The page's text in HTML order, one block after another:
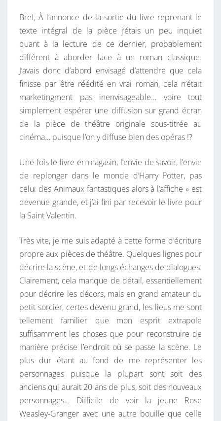
E
R
S
I
O
N
S
O
R
C
E
R
Bref, À l’annonce de la sortie du livre reprenant le
texte intégral de la pièce j’étais un peu inquiet
quant à la lecture de ce dernier, probablement
différent à aborder face à un roman classique.
J’avais donc d’abord envisagé d’attendre que cela
finisse par être réédité en vrai roman, cela n’était
marketingment pas inenvisageable… voire tout
simplement espérer une diffusion sur grand écran
de la pièce de théâtre originale sous-titrée au
cinéma… puisque l’on y diffuse bien des opéras !?
Une fois le livre en magasin, l’envie de savoir, l’envie
de replonger dans le monde d’Harry Potter, pas
celui des Animaux fantastiques alors à l’affiche » est
devenue grande, et j’ai fini par recevoir le livre pour
la Saint Valentin.
Très vite, je me suis adapté à cette forme d’écriture
propre aux pièces de théâtre. Quelques lignes pour
décrire la scène, et de longs échanges de dialogues.
Clairement, cela manque de détail, essentiellement
pour décrire les décors, mais en grand amateur du
petit sorcier, certes devenu grand, les lieus me sont
tellement familier que mon esprit extrapole
suffisamment les choses que pour reconstruire de
manière précise l’endroit où se passe la scène. Le
plus dur étant au fond de me représenter les
personnages puisque la plupart sont soit des
anciens qui aurait 20 ans de plus, soit des nouveaux
personnages… Difficile de voir la jeune Rose
Weasley-Granger avec une autre bouille que celle